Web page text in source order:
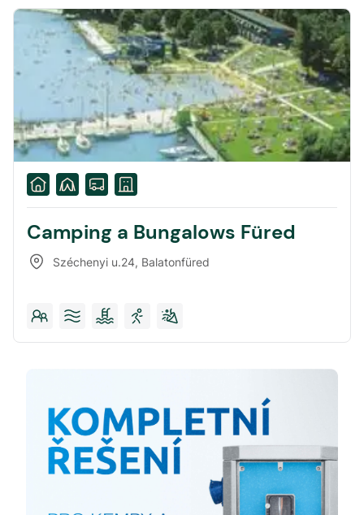
Camping a Bungalows Füred
Széchenyi u.24, Balatonfüred